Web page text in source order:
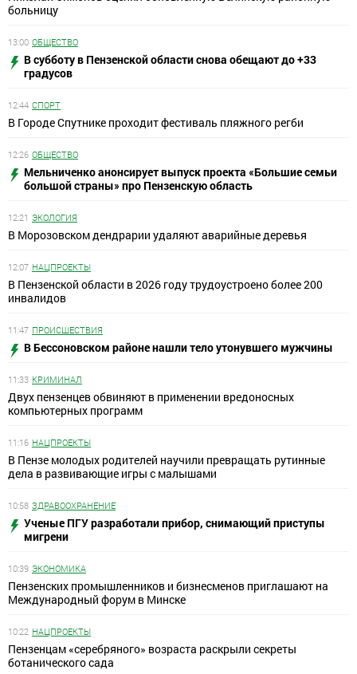
больницу
13:00 ОБЩЕСТВО
В субботу в Пензенской области снова обещают до +33
градусов
12:44 СПОРТ
В Городе Спутнике проходит фестиваль пляжного регби
12:26 ОБЩЕСТВО
Мельниченко анонсирует выпуск проекта «Большие семьи
большой страны» про Пензенскую область
12:21 ЭКОЛОГИЯ
В Морозовском дендрарии удаляют аварийные деревья
12:07 НАЦПРОЕКТЫ
В Пензенской области в 2026 году трудоустроено более 200
инвалидов
11:47 ПРОИСШЕСТВИЯ
В Бессоновском районе нашли тело утонувшего мужчины
11:33 КРИМИНАЛ
Двух пензенцев обвиняют в применении вредоносных
компьютерных программ
11:16 НАЦПРОЕКТЫ
В Пензе молодых родителей научили превращать рутинные
дела в развивающие игры с малышами
10:58 ЗДРАВООХРАНЕНИЕ
Ученые ПГУ разработали прибор, снимающий приступы
мигрени
10:39 ЭКОНОМИКА
Пензенских промышленников и бизнесменов приглашают на
Международный форум в Минске
10:22 НАЦПРОЕКТЫ
Пензенцам «серебряного» возраста раскрыли секреты
ботанического сада